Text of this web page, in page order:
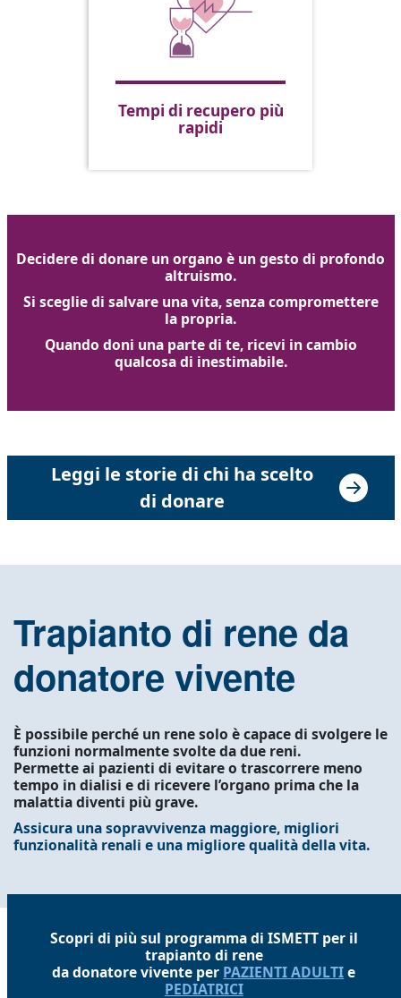
Tempi di recupero più
rapidi
Decidere di donare un organo è un gesto di profondo
altruismo.
Si sceglie di salvare una vita, senza compromettere
la propria.
Quando doni una parte di te, ricevi in cambio
qualcosa di inestimabile.
Leggi le storie di chi ha scelto
di donare
Trapianto di rene da
donatore vivente
È possibile perché un rene solo è capace di svolgere le
funzioni normalmente svolte da due reni.
Permette ai pazienti di evitare o trascorrere meno
tempo in dialisi e di ricevere l’organo prima che la
malattia diventi più grave.
Assicura una sopravvivenza maggiore, migliori
funzionalità renali e una migliore qualità della vita.
Scopri di più sul programma di ISMETT per il
trapianto di rene
da donatore vivente per PAZIENTI ADULTIe
PEDIATRICI